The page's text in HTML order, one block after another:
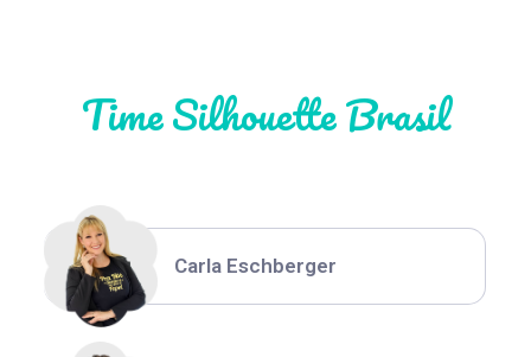
Time Silhouette Brasil
Thiara Ney
Carla Eschberger